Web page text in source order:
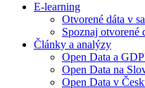
E-learning
Otvorené dáta v
Spoznaj otvorené
Články a analýzy
Open Data a
Open Data na
Open Data v